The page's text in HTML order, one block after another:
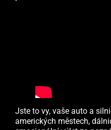
Jste to vy, vaše auto a
amerických městech,